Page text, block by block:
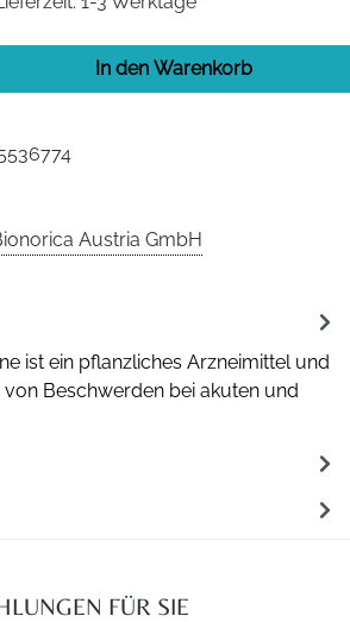
Gib den gewünschten
In den Warenkorb
Austria GmbH
ist ein pflanzliches Arzneimittel und
Beschwerden bei akuten und
FÜR SIE